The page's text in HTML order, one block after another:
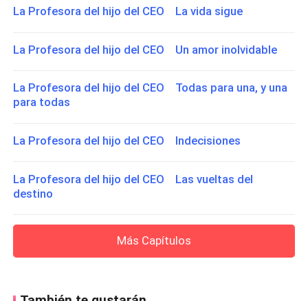
La Profesora del hijo del CEO La vida sigue
La Profesora del hijo del CEO Un amor inolvidable
La Profesora del hijo del CEO Todas para una, y una
para todas
La Profesora del hijo del CEO Indecisiones
La Profesora del hijo del CEO Las vueltas del
destino
Más Capítulos